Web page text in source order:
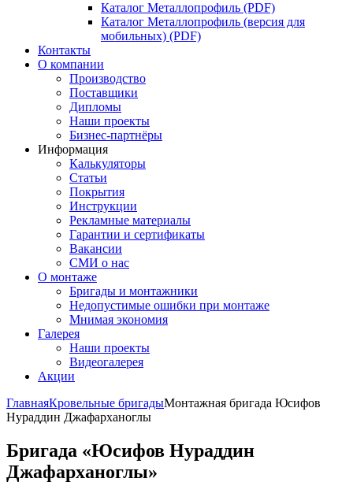
Каталог Металлопрофиль (PDF)
Каталог Металлопрофиль (версия для
мобильных) (PDF)
Контакты
О компании
Производство
Поставщики
Дипломы
Наши проекты
Бизнес-партнёры
Информация
Калькуляторы
Статьи
Покрытия
Инструкции
Рекламные материалы
Гарантии и сертификаты
Вакансии
СМИ о нас
О монтаже
Бригады и монтажники
Недопустимые ошибки при монтаже
Мнимая экономия
Галерея
Наши проекты
Видеогалерея
Акции
ГлавнаяКровельные бригадыМонтажная бригада Юсифов
Нураддин Джафарханоглы
Бригада «Юсифов Нураддин
Джафарханоглы»